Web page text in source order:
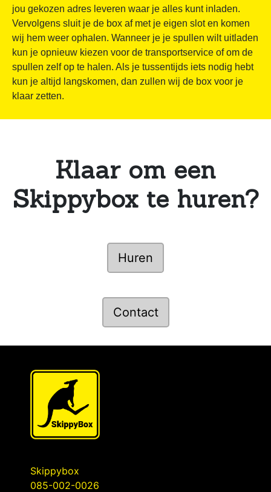
jou gekozen adres leveren waar je alles kunt inladen.
Vervolgens sluit je de box af met je eigen slot en komen
wij hem weer ophalen. Wanneer je je spullen wilt uitladen
kun je opnieuw kiezen voor de transportservice of om de
spullen zelf op te halen. Als je tussentijds iets nodig hebt
kun je altijd langskomen, dan zullen wij de box voor je
klaar zetten.
Klaar om een
Skippybox te huren?
Huren
Contact
Skippybox
085-002-0026